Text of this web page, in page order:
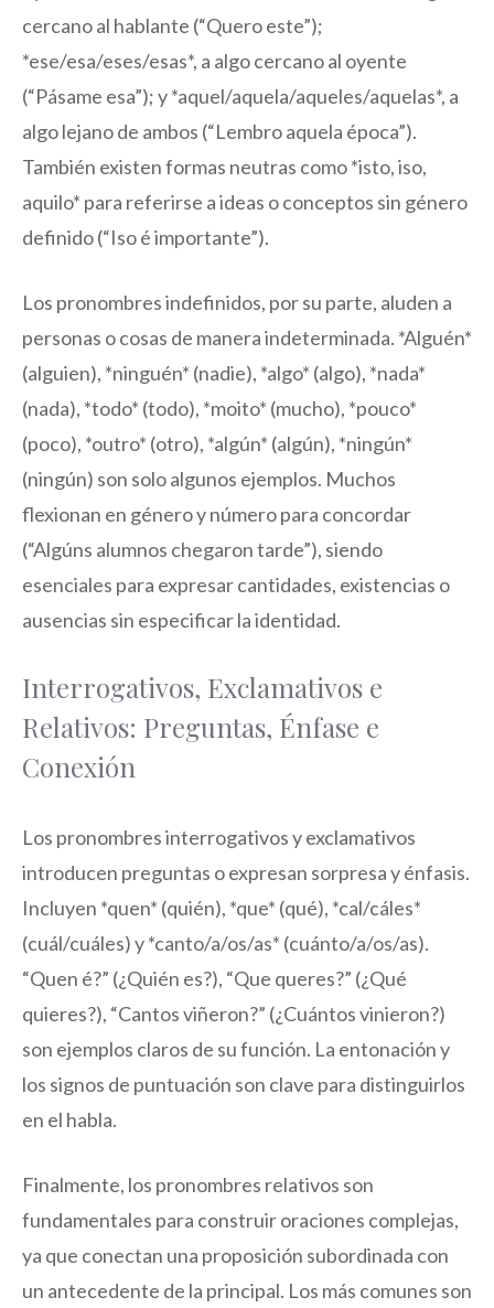
cercano al hablante (“Quero este”);
*ese/esa/eses/esas*, a algo cercano al oyente
(“Pásame esa”); y *aquel/aquela/aqueles/aquelas*, a
algo lejano de ambos (“Lembro aquela época”).
También existen formas neutras como *isto, iso,
aquilo* para referirse a ideas o conceptos sin género
definido (“Iso é importante”).
Los pronombres indefinidos, por su parte, aluden a
personas o cosas de manera indeterminada. *Alguén*
(alguien), *ninguén* (nadie), *algo* (algo), *nada*
(nada), *todo* (todo), *moito* (mucho), *pouco*
(poco), *outro* (otro), *algún* (algún), *ningún*
(ningún) son solo algunos ejemplos. Muchos
flexionan en género y número para concordar
(“Algúns alumnos chegaron tarde”), siendo
esenciales para expresar cantidades, existencias o
ausencias sin especificar la identidad.
Interrogativos, Exclamativos e
Relativos: Preguntas, Énfase e
Conexión
Los pronombres interrogativos y exclamativos
introducen preguntas o expresan sorpresa y énfasis.
Incluyen *quen* (quién), *que* (qué), *cal/cáles*
(cuál/cuáles) y *canto/a/os/as* (cuánto/a/os/as).
“Quen é?” (¿Quién es?), “Que queres?” (¿Qué
quieres?), “Cantos viñeron?” (¿Cuántos vinieron?)
son ejemplos claros de su función. La entonación y
los signos de puntuación son clave para distinguirlos
en el habla.
Finalmente, los pronombres relativos son
fundamentales para construir oraciones complejas,
ya que conectan una proposición subordinada con
un antecedente de la principal. Los más comunes son